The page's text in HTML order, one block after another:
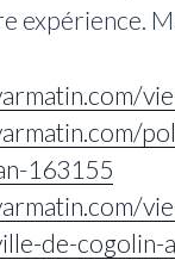
expérience.
163155
de-cogolin-